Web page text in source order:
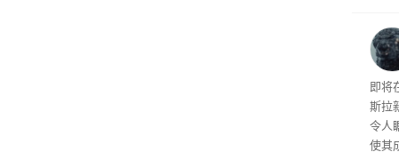
化
纪录
即将
斯拉
令人
使其